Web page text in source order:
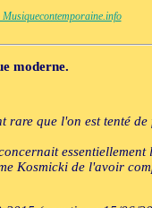
moderne.
que l'on est tenté
Kosmicki de l'avoir